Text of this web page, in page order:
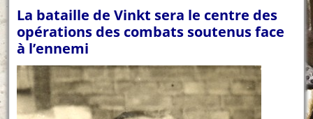
La bataille de Vinkt sera le centre des
opérations des combats soutenus face
à l’ennemi